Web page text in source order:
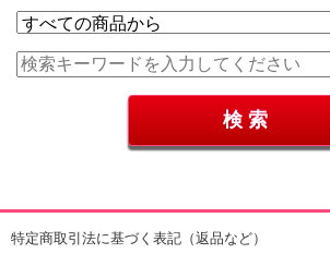
特定商取引法に基づく表記（返品など）